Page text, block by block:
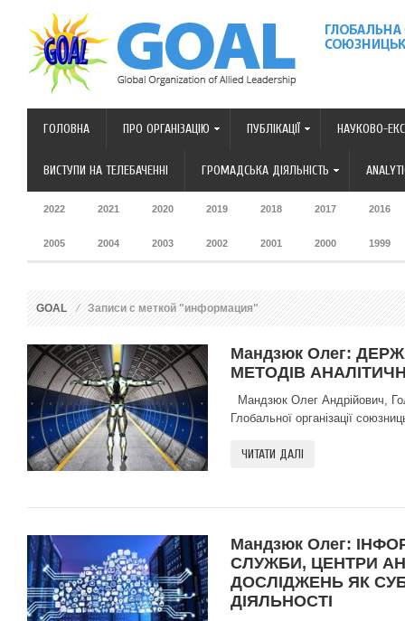
ГОЛОВНА ПРО ОРГАНІЗАЦІЮ ПУБЛІКАЦІЇ НАУКОВО-
ВИСТУПИ НА ТЕЛЕБАЧЕННІ ГРОМАДСЬКА ДІЯЛЬНІСТЬ
2022 2021 2020 2019 2018 2017 2016
2005 2004 2003 2002 2001 2000 1999
GOAL Записи с меткой "информация"
Мандзюк Олег:
МЕТОДІВ
Мандзюк Олег Андрійович,
Глобальної організації
ЧИТАТИ ДАЛІ
Мандзюк Олег:
СЛУЖБИ, ЦЕНТРИ
ДОСЛІДЖЕНЬ ЯК
ДІЯЛЬНОСТІ